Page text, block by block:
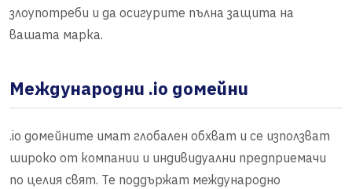
злоупотреби и да осигурите пълна защита на
вашата марка.
Международни .io домейни
.io домейните имат глобален обхват и се използват
широко от компании и индивидуални предприемачи
по целия свят. Те поддържат международно